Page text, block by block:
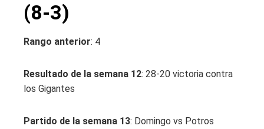
(8-3)
Rango anterior: 4
Resultado de la semana 12: 28-20 victoria contra
los Gigantes
Partido de la semana 13: Domingo vs Potros